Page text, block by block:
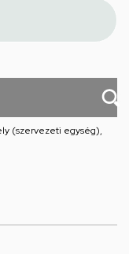
(szervezeti egység),